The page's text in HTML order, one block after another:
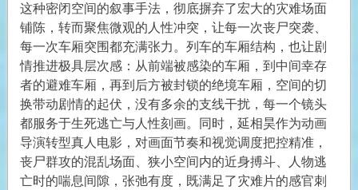
这种密闭空间的叙事手法，彻底摒弃了宏大的灾难场面
铺陈，转而聚焦微观的人性冲突，让每一次丧尸突袭、
每一次车厢突围都充满张力。列车的车厢结构，也让剧
情推进极具层次感：从前端被感染的车厢，到中间幸存
者的避难车厢，再到后方被封锁的绝境车厢，空间的切
换带动剧情的起伏，没有多余的支线干扰，每一个镜头
都服务于生死逃亡与人性刻画。同时，延相昊作为动画
导演转型真人电影，对画面节奏和视觉调度把控精准，
丧尸群攻的混乱场面、狭小空间内的近身搏斗、人物逃
亡时的喘息间隙，张弛有度，既满足了灾难片的感官刺